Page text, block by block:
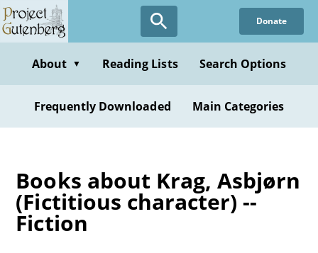
Skip
to
content
Donate
About ▼ Reading Lists Search Options
Frequently Downloaded Main Categories
Books about Krag, Asbjørn
(Fictitious character) --
Fiction